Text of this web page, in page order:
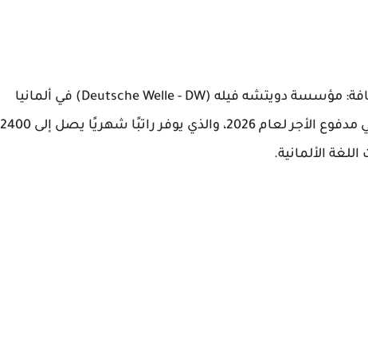
مؤسسة دويتشه فيله (Deutsche Welle - DW)
في ألمانيا
يوفر راتبًا شهريًا يصل إلى
2400
الألمانية.